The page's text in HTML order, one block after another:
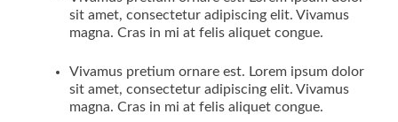
sit amet, consectetur adipiscing elit. Vivamus
magna. Cras in mi at felis aliquet congue.
Vivamus pretium ornare est. Lorem ipsum dolor
sit amet, consectetur adipiscing elit. Vivamus
magna. Cras in mi at felis aliquet congue.